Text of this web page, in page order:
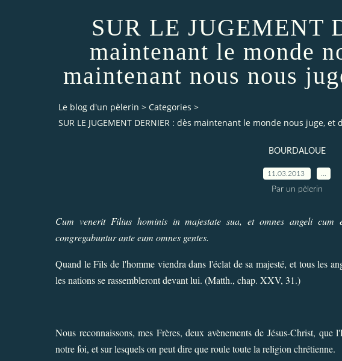
SUR LE JUGEMENT
maintenant le monde
maintenant nous nous
Le blog d'un pèlerin > Categories >
SUR LE JUGEMENT DERNIER : dès maintenant le monde nous juge,
BOURDALOUE
11.03.2013
Par un pèlerin
Cum venerit Filius hominis in majestate sua, et omnes angeli cum
congregabuntur ante eum omnes gentes.
Quand le Fils de l'homme viendra dans l'éclat de sa majesté, et tous les
les nations se rassembleront devant lui. (Matth., chap. XXV, 31.)
Nous reconnaissons, mes Frères, deux avènements de Jésus-Christ,
notre foi, et sur lesquels on peut dire que roule toute la religion chrétienne.